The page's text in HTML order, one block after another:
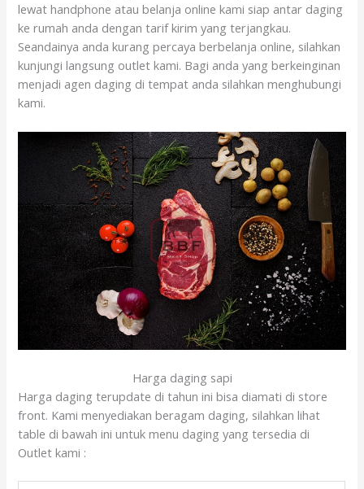
lewat handphone atau belanja online kami siap antar daging
ke rumah anda dengan tarif kirim yang terjangkau.
Seandainya anda kurang percaya berbelanja online, silahkan
kunjungi langsung outlet kami. Bagi anda yang berkeinginan
menjadi agen daging di tempat anda silahkan menghubungi
kami.
Harga daging sapi
Harga daging terupdate di tahun ini bisa diamati di store
front. Kami menyediakan beragam daging, silahkan lihat
table di bawah ini untuk menu daging yang tersedia di
Outlet kami :